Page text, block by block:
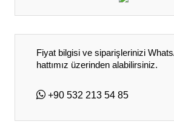
Fiyat bilgisi ve siparişlerinizi
hattımız üzerinden alabilirsiniz.
+90 532 213 54 85